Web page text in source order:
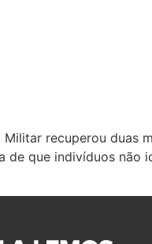
recuperou
de que indivíduos